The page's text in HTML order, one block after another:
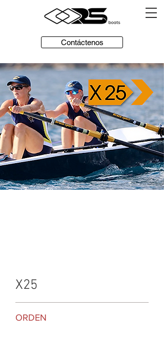
Contáctenos
de :
X25
ORDEN